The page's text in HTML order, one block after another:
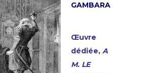
GAMBARA
Œuvre
dédiée, A
M. LE